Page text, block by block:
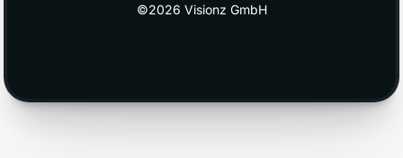
©2026 Visionz GmbH